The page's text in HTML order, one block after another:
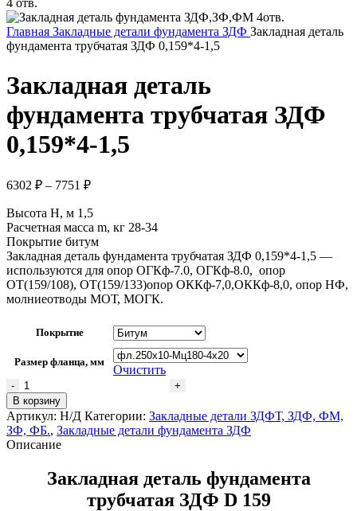
Главная Закладные детали фундамента ЗДФ Закладная деталь
фундамента трубчатая ЗДФ 0,159*4-1,5
Закладная деталь
фундамента трубчатая ЗДФ
0,159*4-1,5
6302 ₽ – 7751 ₽
Высота H, м 1,5
Расчетная масса m, кг 28-34
Покрытие битум
Закладная деталь фундамента трубчатая ЗДФ 0,159*4-1,5 —
используются для опор ОГКф-7.0, ОГКф-8.0, опор
ОТ(159/108), ОТ(159/133)опор ОККф-7,0,ОККф-8,0, опор НФ,
молниеотводы МОТ, МОГК.
Покрытие
Размер фланца, мм
Очистить
Количество
товара
Закладная
деталь
фундамента
0,159*4-
В корзину
Артикул: Н/Д Категории: Закладные детали ЗДФТ, ЗДФ, ФМ,
ЗФ, ФБ., Закладные детали фундамента ЗДФ
Описание
Закладная деталь фундамента
трубчатая ЗДФ D 159